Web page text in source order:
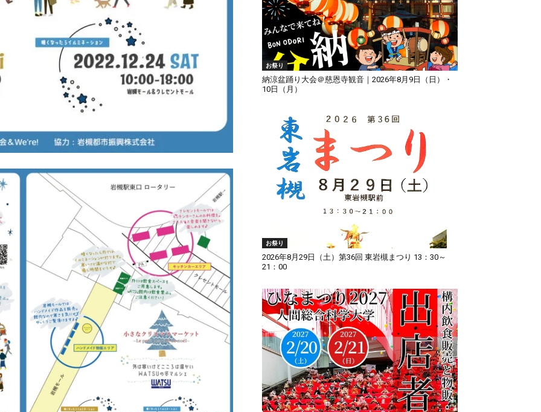
お祭り
納涼盆踊り大会＠慈恩寺観音｜2026年8月9日（日）・
10日（月）
お祭り
2026年8月29日（土）第36回 東岩槻まつり 13：30～
21：00